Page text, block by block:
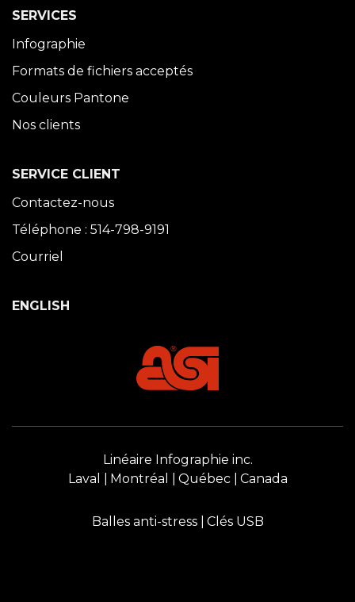
SERVICES
Infographie
Formats de fichiers acceptés
Couleurs Pantone
Nos clients
SERVICE CLIENT
Contactez-nous
Téléphone : 514-798-9191
Courriel
ENGLISH
Linéaire Infographie inc.
Laval
Montréal Québec Canada
Balles anti-stress Clés USB